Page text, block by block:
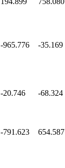
-965.776 -35.169
-20.746 -68.324
-791.623 654.587